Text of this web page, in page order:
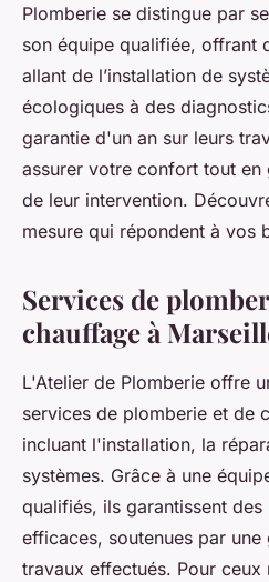
Plomberie se distingue par
son équipe qualifiée, offrant
allant de l’installation de
écologiques à des
garantie d'un an sur leurs
assurer votre confort tout en
de leur intervention.
mesure qui répondent à vos
Services de
chauffage à
L'Atelier de Plomberie offre
services de plomberie et de
incluant l'installation, la
systèmes. Grâce à une
qualifiés, ils garantissent
efficaces, soutenues par
travaux effectués. Pour ceux